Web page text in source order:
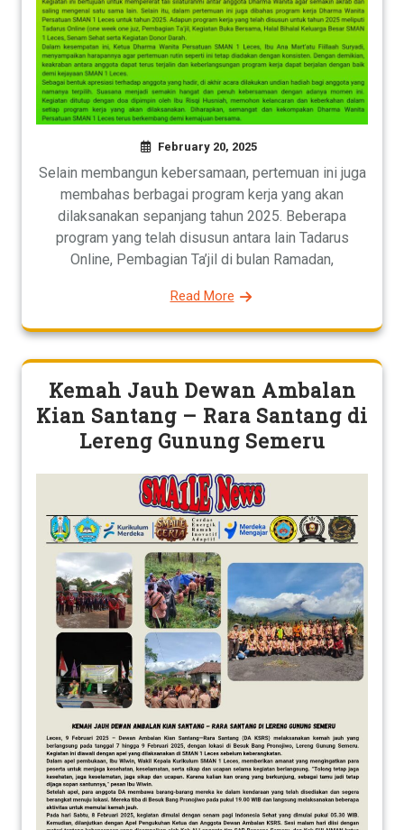
February 20, 2025
Selain membangun kebersamaan, pertemuan ini juga
membahas berbagai program kerja yang akan
dilaksanakan sepanjang tahun 2025. Beberapa
program yang telah disusun antara lain Tadarus
Online, Pembagian Ta’jil di bulan Ramadan,
Read More
Kemah Jauh Dewan Ambalan
Kian Santang – Rara Santang di
Lereng Gunung Semeru